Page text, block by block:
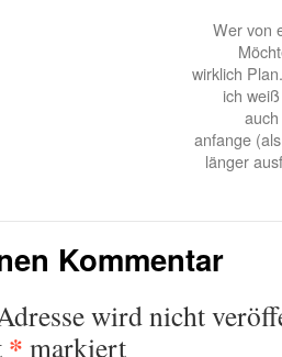
Wer von
wirklich
ich
anfange
länger
Kommentar
wird nicht
* markiert